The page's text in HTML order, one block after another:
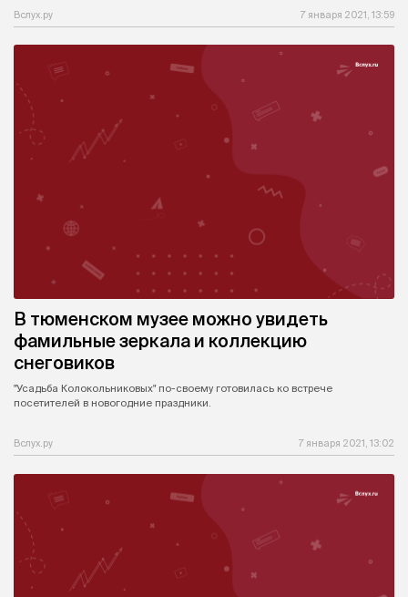
Вслух.ру 7 января 2021, 13:59
В тюменском музее можно увидеть
фамильные зеркала и коллекцию
снеговиков
"Усадьба Колокольниковых" по-своему готовилась ко встрече
посетителей в новогодние праздники.
Вслух.ру 7 января 2021, 13:02